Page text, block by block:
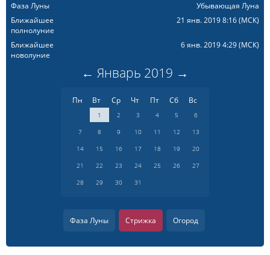
Фаза Луны
Убывающая Луна
Ближайшее
полнолуние
21 янв. 2019 8:16(МСК)
Ближайшее
новолуние
6 янв. 2019 4:29(МСК)
← Январь 2019 →
Пн Вт Ср Чт Пт Сб Вс
1 2 3 4 5
6
7
8 9 10 11 12
13
14
15 16 17 18 19
20
21
22 23 24 25 26
27
28
29 30 31
Фаза Луны Стрижка Огород